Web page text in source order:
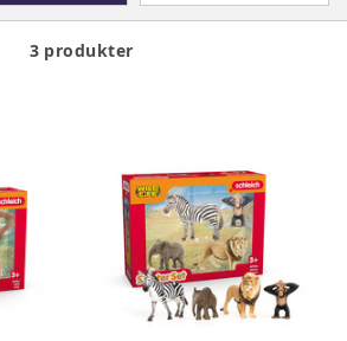
3 produkter